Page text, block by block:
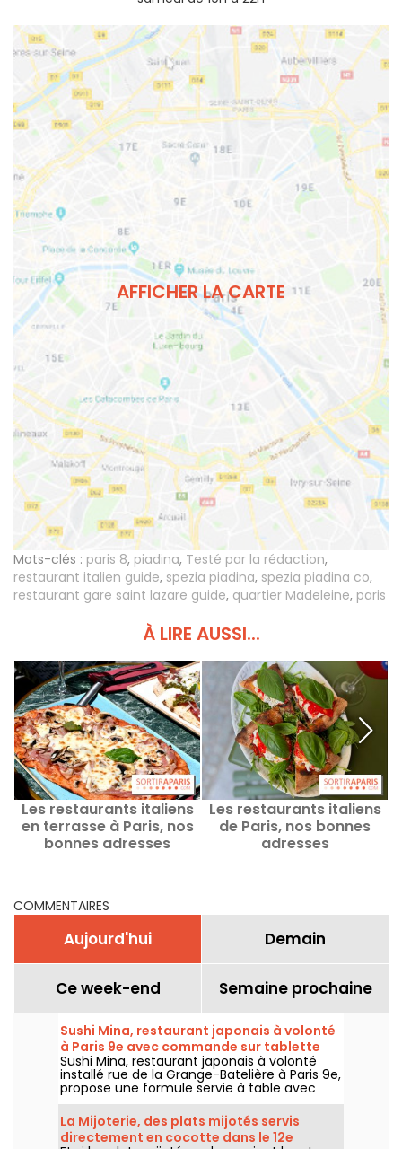
AFFICHER LA CARTE
Mots-clés : paris 8, piadina, Testé par la rédaction,
restaurant italien guide, spezia piadina, spezia piadina co,
restaurant gare saint lazare guide, quartier Madeleine, paris
À LIRE AUSSI...
Les restaurants italiens
en terrasse à Paris, nos
bonnes adresses
Les restaurants italiens
de Paris, nos bonnes
adresses
COMMENTAIRES
Aujourd'hui Demain
Ce week-end Semaine prochaine
Sushi Mina, restaurant japonais à volonté
à Paris 9e avec commande sur tablette
Sushi Mina, restaurant japonais à volonté
installé rue de la Grange-Batelière à Paris 9e,
propose une formule servie à table avec
commande sur tablette. Sushis, makis,
gyozas, brochettes et plats préparés à la
demande sont proposés midi et soir, du
mardi au dimanche.
La Mijoterie, des plats mijotés servis
directement en cocotte dans le 12e